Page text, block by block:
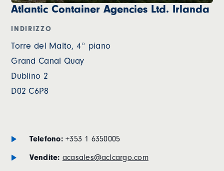
Atlantic Container Agencies Ltd. Irlanda
INDIRIZZO
Torre del Malto, 4° piano
Grand Canal Quay
Dublino 2
D02 C6P8
Telefono:+353 1 6350005
Vendite: acasales@aclcargo.com